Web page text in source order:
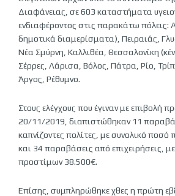
Διαφάνειας, σε 603 καταστήματα
ενδιαφέροντος στις παρακάτω πόλεις:
δημοτικά διαμερίσματα), Πειραιάς,
Νέα Σμύρνη, Καλλιθέα, Θεσσαλονίκη
Σέρρες, Λάρισα, Βόλος, Πάτρα, Ρίο,
Άργος, Ρέθυμνο.
Στους ελέγχους που έγιναν με επιβολή
20/11/2019, διαπιστώθηκαν 11
καπνίζοντες πολίτες, με συνολικό
και 34 παραβάσεις από επιχειρήσεις,
προστίμων 38.500€.
Επίσης, συμπληρώθηκε χθες η πρώτη